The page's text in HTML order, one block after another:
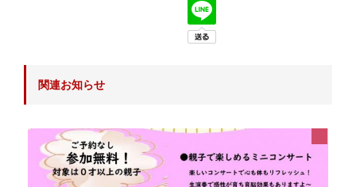
関連お知らせ